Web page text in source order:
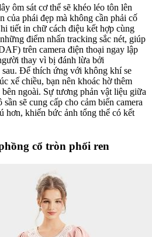
ôm sát cơ thể sẽ khéo léo tôn lên
của phái đẹp mà không cần phải cố
tiết in chữ cách điệu kết hợp cùng
điểm nhấn tracking sắc nét, giúp
trên camera điện thoại ngay lập
thay vì bị đánh lừa bởi
Để thích ứng với không khí se
xế chiều, bạn nên khoác hờ thêm
ngoài. Sự tương phản vật liệu giữa
sẽ cung cấp cho cảm biến camera
hơn, khiến bức ảnh tổng thể có kết
cổ tròn phối ren